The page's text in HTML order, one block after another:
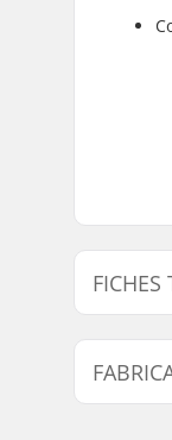
FICHES